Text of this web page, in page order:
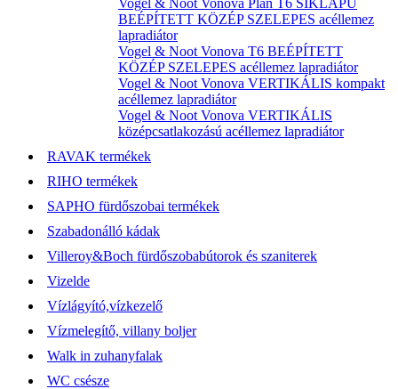
Vogel & Noot Vonova Plan T6 SÍKLAPÚ
BEÉPÍTETT KÖZÉP SZELEPES acéllemez
lapradiátor
Vogel & Noot Vonova T6 BEÉPÍTETT
KÖZÉP SZELEPES acéllemez lapradiátor
Vogel & Noot Vonova VERTIKÁLIS kompakt
acéllemez lapradiátor
Vogel & Noot Vonova VERTIKÁLIS
középcsatlakozású acéllemez lapradiátor
RAVAK termékek
RIHO termékek
SAPHO fürdőszobai termékek
Szabadonálló kádak
Villeroy&Boch fürdőszobabútorok és szaniterek
Vizelde
Vízlágyító,vízkezelő
Vízmelegítő, villany boljer
Walk in zuhanyfalak
WC csésze